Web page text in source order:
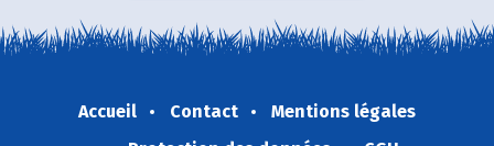
Accueil Contact
Mentions légales